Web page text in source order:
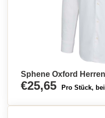
Sphene Oxford
€25,65 Pro Stück,